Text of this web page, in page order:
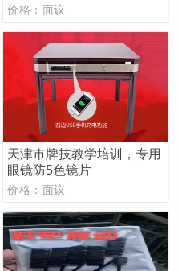
价格：面议
天津市牌技教学培训，专用
眼镜防5色镜片
价格：面议